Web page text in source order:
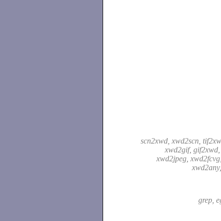
scn2xwd, xwd2scn,
xwd2gif,
xwd2jpeg,
grep,